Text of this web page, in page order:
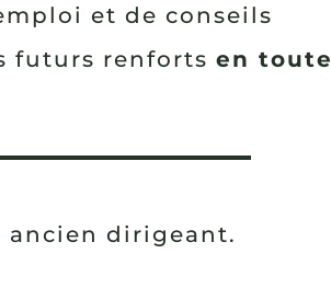
et de conseils
futurs renfortsen toute
dirigeant.